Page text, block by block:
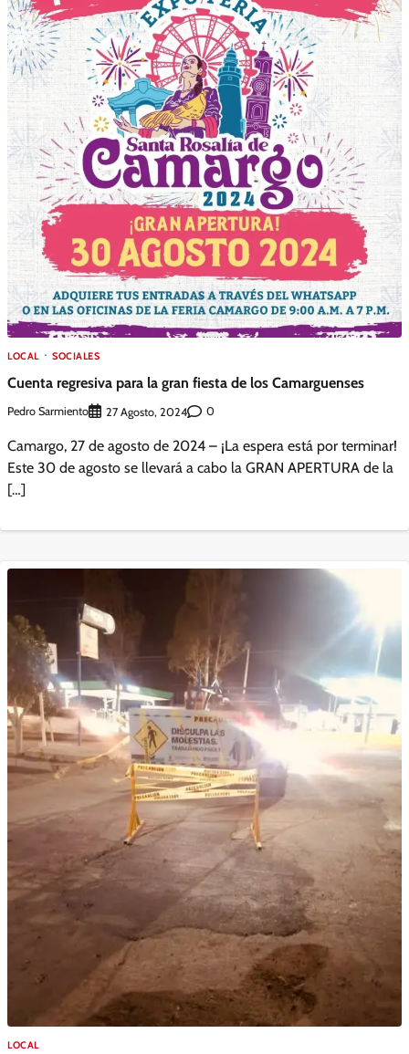
LOCAL SOCIALES
Cuenta regresiva para la gran fiesta de los Camarguenses
Pedro Sarmiento 27 Agosto, 2024 0
Camargo, 27 de agosto de 2024 – ¡La espera está por terminar!
Este 30 de agosto se llevará a cabo la GRAN APERTURA de la
[…]
LOCAL